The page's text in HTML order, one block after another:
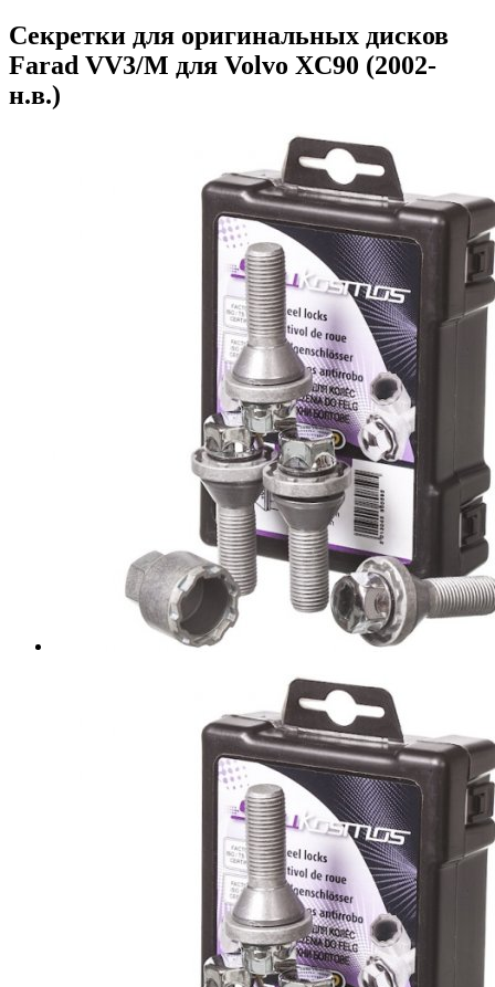
Секретки для оригинальных дисков
Farad VV3/M для Volvo XC90 (2002-
н.в.)